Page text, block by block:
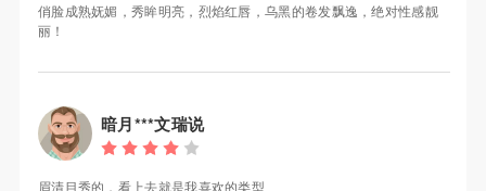
俏脸成熟妩媚，秀眸明亮，烈焰红唇，乌黑的卷发飘逸，绝对性感靓
丽！
暗月***文瑞说
眉清目秀的，看上去就是我喜欢的类型